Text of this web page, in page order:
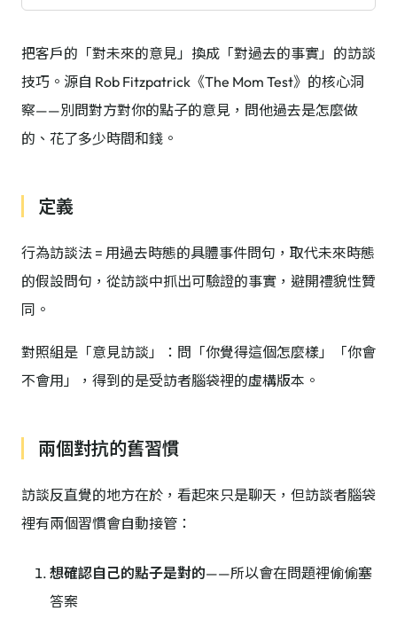
把客戶的「對未來的意見」換成「對過去的事實」的訪談
技巧。源自 Rob Fitzpatrick《The Mom Test》的核心洞
察——別問對方對你的點子的意見，問他過去是怎麼做
的、花了多少時間和錢。
定義
行為訪談法 = 用過去時態的具體事件問句，取代未來時態
的假設問句，從訪談中抓出可驗證的事實，避開禮貌性贊
同。
對照組是「意見訪談」：問「你覺得這個怎麼樣」「你會
不會用」，得到的是受訪者腦袋裡的虛構版本。
兩個對抗的舊習慣
訪談反直覺的地方在於，看起來只是聊天，但訪談者腦袋
裡有兩個習慣會自動接管：
想確認自己的點子是對的——所以會在問題裡偷偷塞
答案